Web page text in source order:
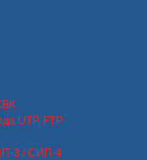
UTP, FTP
3 / СИП-4